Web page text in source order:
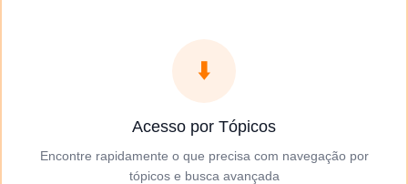
⬇️
Acesso por Tópicos
Encontre rapidamente o que precisa com navegação por
tópicos e busca avançada